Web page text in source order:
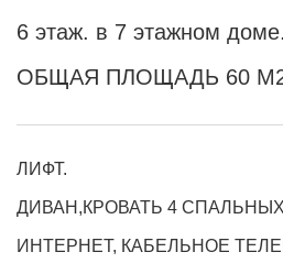
6 этаж. в 7 этажном доме.
ОБЩАЯ ПЛОЩАДЬ 60
ЛИФТ.
ДИВАН,КРОВАТЬ 4
ИНТЕРНЕТ, КАБЕЛЬНОЕ